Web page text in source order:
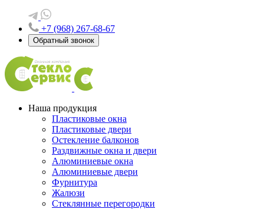
+7 (968) 267-68-67
Обратный звонок
Наша продукция
Пластиковые окна
Пластиковые двери
Остекление балконов
Раздвижные окна и двери
Алюминиевые окна
Алюминиевые двери
Фурнитура
Жалюзи
Стеклянные перегородки